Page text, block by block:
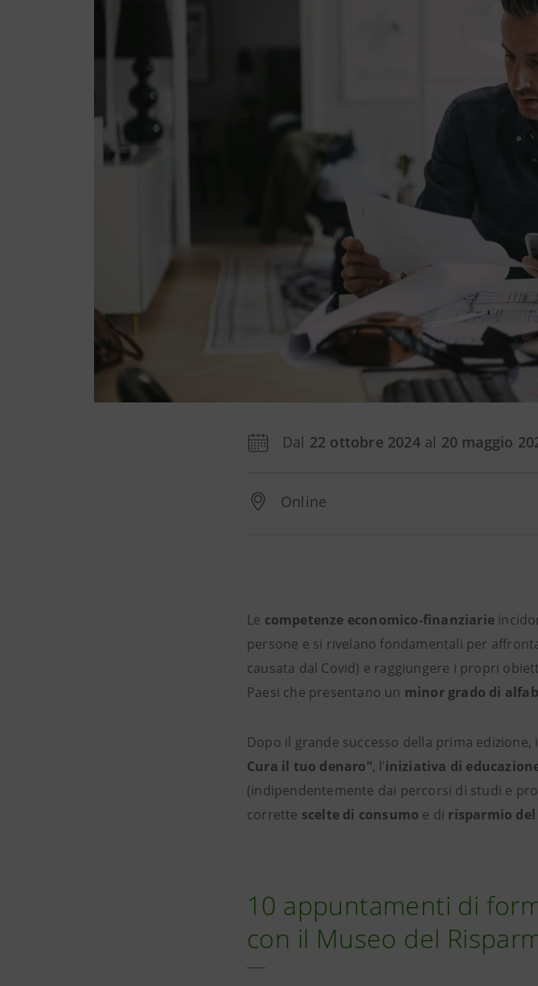
Dal 22 ottobre 2024al 20 maggio
Online
Le competenze economico-finanziarie
persone e si rivelano fondamentali per
causata dal Covid) e raggiungere i propri
Paesi che presentano un minor grado di
Dopo il grande successo della prima edizione,
Cura il tuo denaro”, l’iniziativa di
(indipendentemente dai percorsi di studi e
corrette scelte di consumo e di risparmio
10 appuntamenti di
con il Museo del